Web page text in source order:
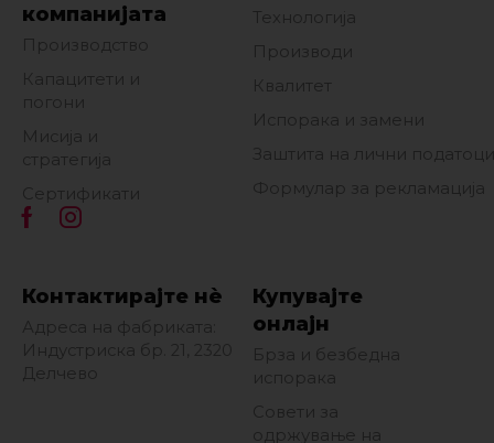
компанијата
Производство
Капацитети и
погони
Мисија и
стратегија
Сертификати
Технологија
Производи
Квалитет
Испорака и замени
Заштита на лични податоци
Формулар за рекламација
Контактирајте нè
Адреса на фабриката:
Индустриска бр. 21, 2320
Делчево
Купувајте
онлајн
Брза и безбедна
испорака
Совети за
одржување на